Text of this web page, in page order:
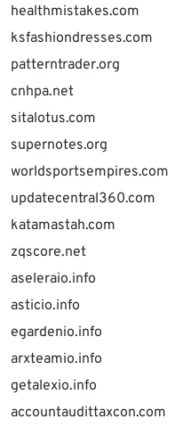
healthmistakes.com
ksfashiondresses.com
patterntrader.org
cnhpa.net
sitalotus.com
supernotes.org
worldsportsempires.com
updatecentral360.com
katamastah.com
zqscore.net
aseleraio.info
asticio.info
egardenio.info
arxteamio.info
getalexio.info
accountaudittaxcon.com